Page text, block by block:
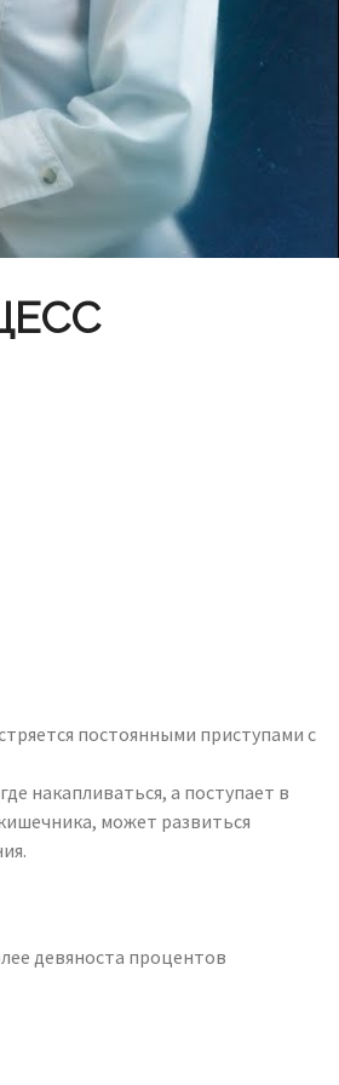
постоянными приступами с
накапливаться, а поступает в
может развиться
девяноста процентов